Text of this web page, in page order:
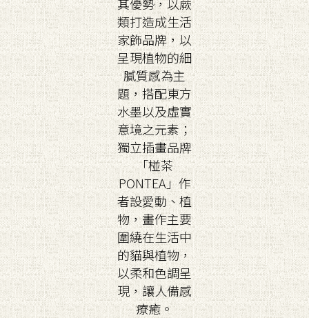
類打造成生活
家飾品牌，以
呈現植物的細
膩質感為主
題，搭配東方
水墨以及虛實
意境之元素；
獨立插畫品牌
「椪茶
PONTEA」作
者設愛動、植
物，畫作主要
圍繞在生活中
的貓與植物，
以柔和色調呈
現，讓人備感
療癒。